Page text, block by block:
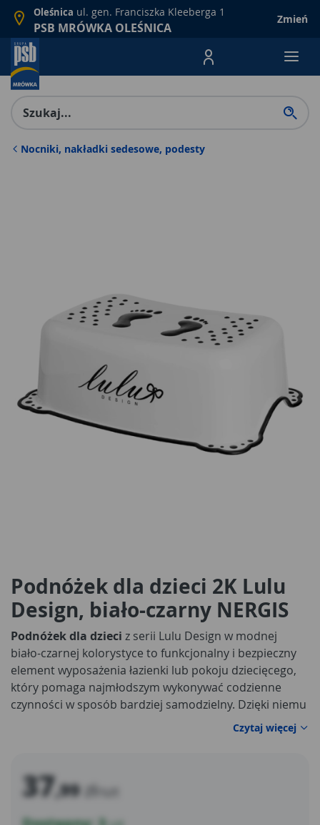
Oleśnica ul. gen. Franciszka Kleeberga 1
PSB MRÓWKA OLEŚNICA
Zmień
Menu Produktów,
Nocniki, nakładki sedesowe, podesty
Podnóżek dla dzieci 2K Lulu
Design, biało-czarny NERGIS
Podnóżek dla dzieci z serii Lulu Design w modnej
biało-czarnej kolorystyce to funkcjonalny i bezpieczny
element wyposażenia łazienki lub pokoju dziecięcego,
który pomaga najmłodszym wykonywać codzienne
czynności w sposób bardziej samodzielny. Dzięki niemu
dziecko zyskuje łatwiejszy dostęp do umywalki podczas
mycia rąk czy zębów, może swobodnie sięgać do półek
Czytaj więcej
37,99 zł